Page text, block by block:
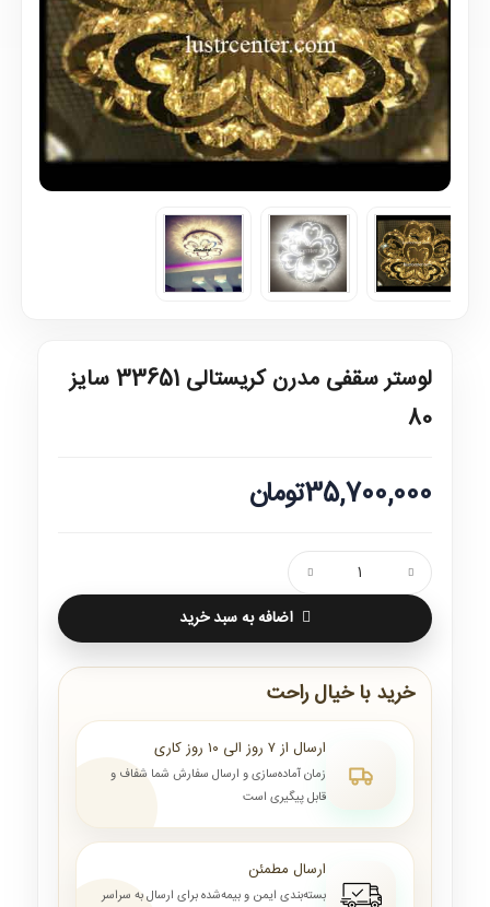
لوستر سقفی مدرن کریستالی 33651 سایز
80
35,700,000تومان
اضافه به سبد خرید
خرید با خیال راحت
ارسال از ۷ روز الی ۱۰ روز کاری
زمان آماده‌سازی و ارسال سفارش شما شفاف و
قابل پیگیری است
ارسال مطمئن
بسته‌بندی ایمن و بیمه‌شده برای ارسال به سراسر